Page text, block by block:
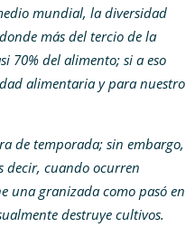
mundial, la diversidad
más del tercio de la
70% del alimento; si a eso
alimentaria y para nuestro
de temporada; sin embargo,
decir, cuando ocurren
una granizada como pasó en
destruye cultivos.